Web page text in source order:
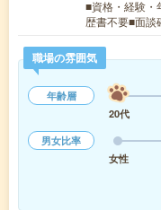
■資格・経験・
歴書不要■面
職場の雰囲気
年齢層
20代
男女比率
女性